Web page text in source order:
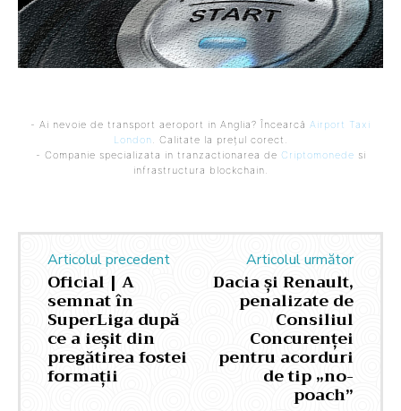
- Ai nevoie de transport aeroport in Anglia? Încearcă Airport Taxi
London. Calitate la prețul corect.
- Companie specializata in tranzactionarea de Criptomonede si
infrastructura blockchain.
Articolul precedent
Oficial | A
semnat în
SuperLiga după
ce a ieșit din
pregătirea fostei
formații
Articolul următor
Dacia și Renault,
penalizate de
Consiliul
Concurenței
pentru acorduri
de tip „no-
poach”